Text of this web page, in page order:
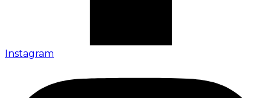
Instagram